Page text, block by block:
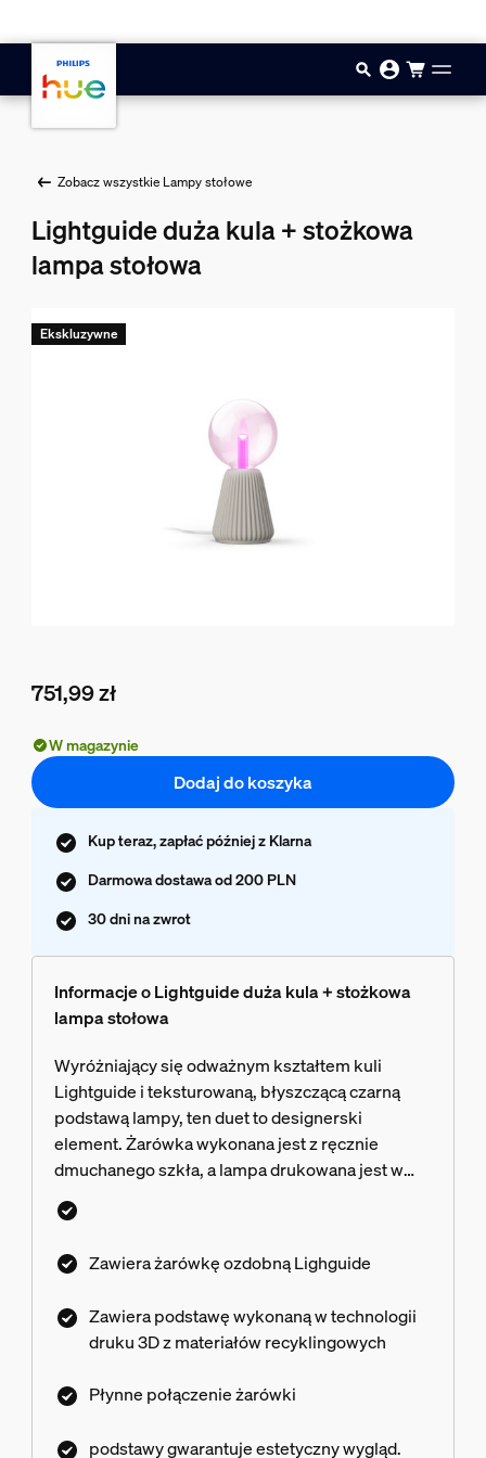
Zobacz wszystkie Lampy stołowe
Lightguide duża kula + stożkowa
lampa stołowa
751,99 zł
Ekskluzywne
W magazynie
Dodaj do koszyka
Kup teraz, zapłać później z Klarna
Darmowa dostawa od 200 PLN
30 dni na zwrot
Informacje o Lightguide duża kula + stożkowa
lampa stołowa
Wyróżniający się odważnym kształtem kuli
Lightguide i teksturowaną, błyszczącą czarną
podstawą lampy, ten duet to designerski
element. Żarówka wykonana jest z ręcznie
dmuchanego szkła, a lampa drukowana jest w
technologii 3D z wykorzystaniem bio-
circularnych materiałów, łącząc nowoczesne i
Zawiera żarówkę ozdobną Lighguide
Zawiera podstawę wykonaną w technologii
druku 3D z materiałów recyklingowych
Płynne połączenie żarówki
podstawy gwarantuje estetyczny wygląd.